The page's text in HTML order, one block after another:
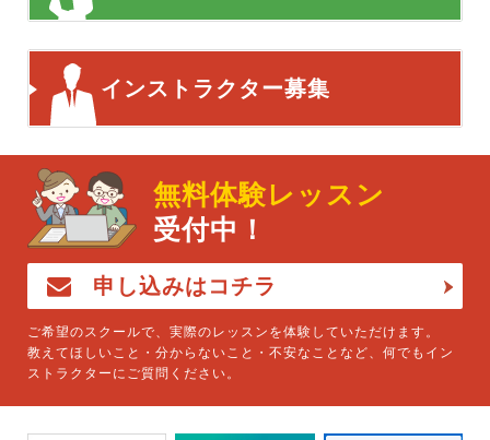
インストラクター募集
無料体験レッスン
受付中！
申し込みはコチラ
ご希望のスクールで、実際のレッスンを体験していただけます。
教えてほしいこと・分からないこと・不安なことなど、何でもイン
ストラクターにご質問ください。